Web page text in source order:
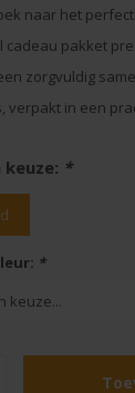
naar het
cadeau pakket
zorgvuldig
verpakt in een
keuze: *
*